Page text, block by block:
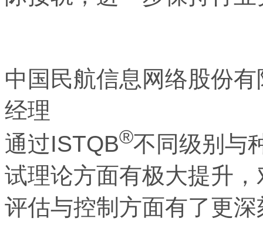
中国民航信息网络股份
经理
通过ISTQB®不同级别与
试理论方面有极大提升
评估与控制方面有了更